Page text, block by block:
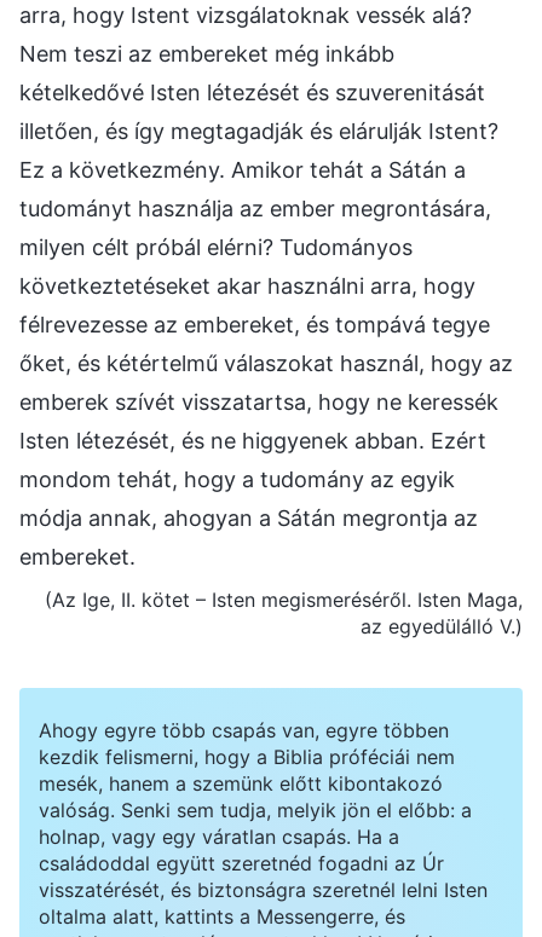
arra, hogy Istent vizsgálatoknak vessék alá?
Nem teszi az embereket még inkább
kételkedővé Isten létezését és szuverenitását
illetően, és így megtagadják és elárulják Istent?
Ez a következmény. Amikor tehát a Sátán a
tudományt használja az ember megrontására,
milyen célt próbál elérni? Tudományos
következtetéseket akar használni arra, hogy
félrevezesse az embereket, és tompává tegye
őket, és kétértelmű válaszokat használ, hogy az
emberek szívét visszatartsa, hogy ne keressék
Isten létezését, és ne higgyenek abban. Ezért
mondom tehát, hogy a tudomány az egyik
módja annak, ahogyan a Sátán megrontja az
embereket.
(Az Ige, II. kötet – Isten megismeréséről. Isten Maga,
az egyedülálló V.)
Ahogy egyre több csapás van, egyre többen
kezdik felismerni, hogy a Biblia próféciái nem
mesék, hanem a szemünk előtt kibontakozó
valóság. Senki sem tudja, melyik jön el előbb: a
holnap, vagy egy váratlan csapás. Ha a
családoddal együtt szeretnéd fogadni az Úr
visszatérését, és biztonságra szeretnél lelni Isten
oltalma alatt, kattints a Messengerre, és